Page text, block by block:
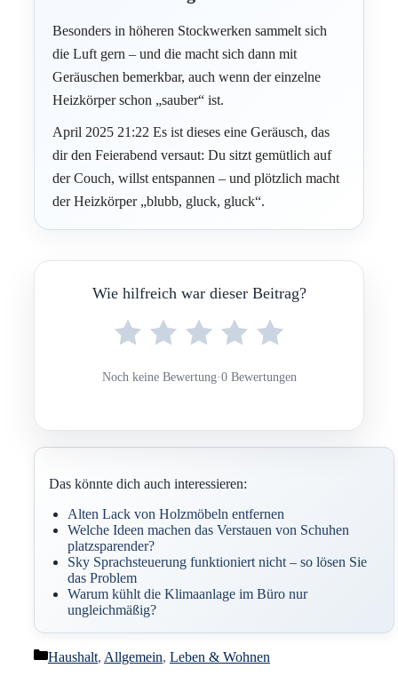
Besonders in höheren Stockwerken sammelt sich
die Luft gern – und die macht sich dann mit
Geräuschen bemerkbar, auch wenn der einzelne
Heizkörper schon „sauber“ ist.
April 2025 21:22 Es ist dieses eine Geräusch, das
dir den Feierabend versaut: Du sitzt gemütlich auf
der Couch, willst entspannen – und plötzlich macht
der Heizkörper „blubb, gluck, gluck“.
Wie hilfreich war dieser Beitrag?
Noch keine Bewertung·0 Bewertungen
Das könnte dich auch interessieren:
Alten Lack von Holzmöbeln entfernen
Welche Ideen machen das Verstauen von Schuhen
platzsparender?
Sky Sprachsteuerung funktioniert nicht – so lösen Sie
das Problem
Warum kühlt die Klimaanlage im Büro nur
ungleichmäßig?
Kategorien
Haushalt, Allgemein, Leben & Wohnen